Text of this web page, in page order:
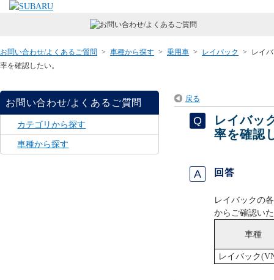
お問い合わせ/よくあるご質問 > 車種から探す > 乗用車 > レイバック >
レイ
率を確認したい。
お問い合わせ/よくあるご質問
カテゴリから探す
車種から探す
戻る
レイバッ
率を確認
回答
レイバックの
からご確認い
車種
レイバック